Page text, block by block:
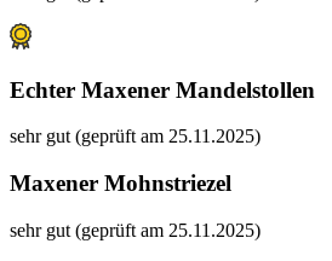
Echter Maxener Mandelstollen
sehr gut (geprüft am 25.11.2025)
Maxener Mohnstriezel
sehr gut (geprüft am 25.11.2025)